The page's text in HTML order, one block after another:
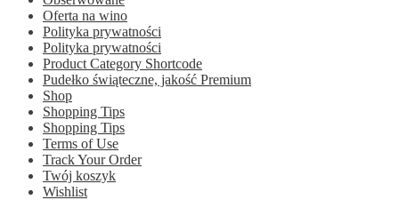
Oferta na wino
Polityka prywatności
Polityka prywatności
Product Category Shortcode
Pudełko świąteczne, jakość Premium
Shop
Shopping Tips
Shopping Tips
Terms of Use
Track Your Order
Twój koszyk
Wishlist